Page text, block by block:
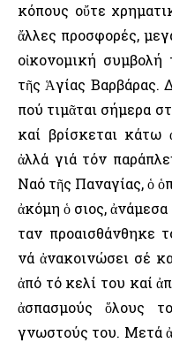
κόπους οὔτε
ἄλλες προσφορές,
οἰκονομική
τῆς Ἁγίας Βαρβάρας.
πού τιμᾶται σήμερα
καί βρίσκεται
ἀλλά γιά τόν
Ναό τῆς Παναγίας, ὁ
ἀκόμη ὁ Ὅσιος,
Ὅταν προαισθάνθηκε
νά ἀνακοινώσει σέ
ἀπό τό κελί του καί
ἀσπασμούς ὅλους
γνωστούς του. Μετά